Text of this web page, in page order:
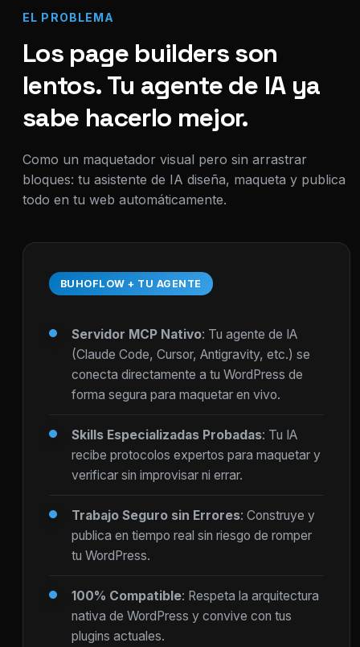
EL PROBLEMA
Los page builders son
lentos. Tu agente de IA ya
sabe hacerlo mejor.
Como un maquetador visual pero sin arrastrar
bloques: tu asistente de IA diseña, maqueta y publica
todo en tu web automáticamente.
BUHOFLOW + TU AGENTE
Servidor MCP Nativo: Tu agente de IA
(Claude Code, Cursor, Antigravity, etc.) se
conecta directamente a tu WordPress de
forma segura para maquetar en vivo.
Skills Especializadas Probadas: Tu IA
recibe protocolos expertos para maquetar y
verificar sin improvisar ni errar.
Trabajo Seguro sin Errores: Construye y
publica en tiempo real sin riesgo de romper
tu WordPress.
100% Compatible: Respeta la arquitectura
nativa de WordPress y convive con tus
plugins actuales.